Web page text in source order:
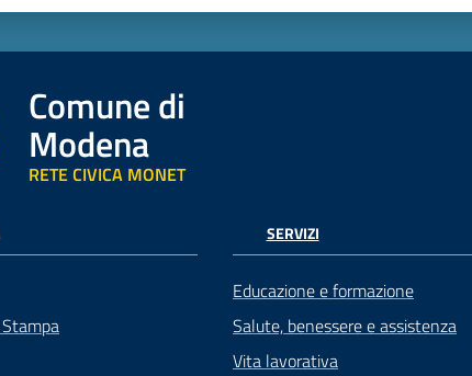
Comune di
Modena
RETE CIVICA MONET
SERVIZI
Educazione e formazione
Salute, benessere e assistenza
Vita lavorativa